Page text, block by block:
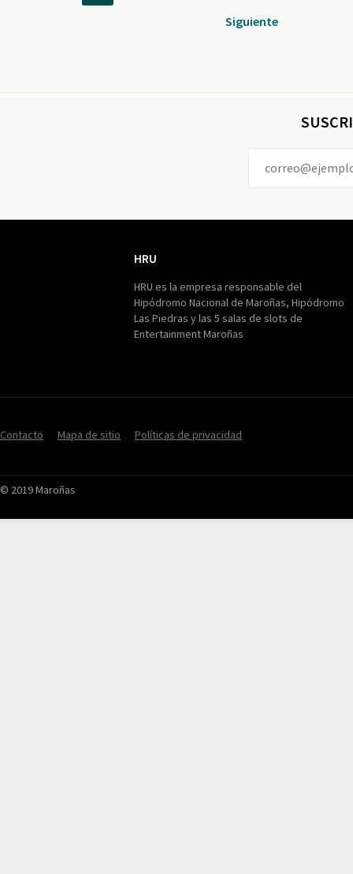
Siguiente
HRU
HRU es la empresa responsable del
Hipódromo Nacional de Maroñas, Hipódromo
Las Piedras y las 5 salas de slots de
Entertainment Maroñas
Contacto Mapa de sitio Políticas de privacidad
© 2019 Maroñas